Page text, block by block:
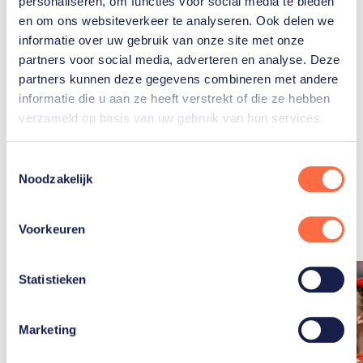
en om ons websiteverkeer te analyseren. Ook delen we
informatie over uw gebruik van onze site met onze
partners voor social media, adverteren en analyse. Deze
partners kunnen deze gegevens combineren met andere
informatie die u aan ze heeft verstrekt of die ze hebben
verzameld op basis van uw gebruik van hun services.
Noodzakelijk
Voorkeuren
Statistieken
Marketing
Dafne
Schippers
Gerelateerde